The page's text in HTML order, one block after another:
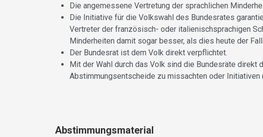
Die angemessene Vertretung der sprachlichen
Die Initiative für die Volkswahl des Bundesrates
Vertreter der französisch- oder italienischsprachigen
Minderheiten damit sogar besser, als dies heute der
Der Bundesrat ist dem Volk direkt verpflichtet.
Mit der Wahl durch das Volk sind die Bundesräte direkt
Abstimmungsentscheide zu missachten oder
Abstimmungsmaterial